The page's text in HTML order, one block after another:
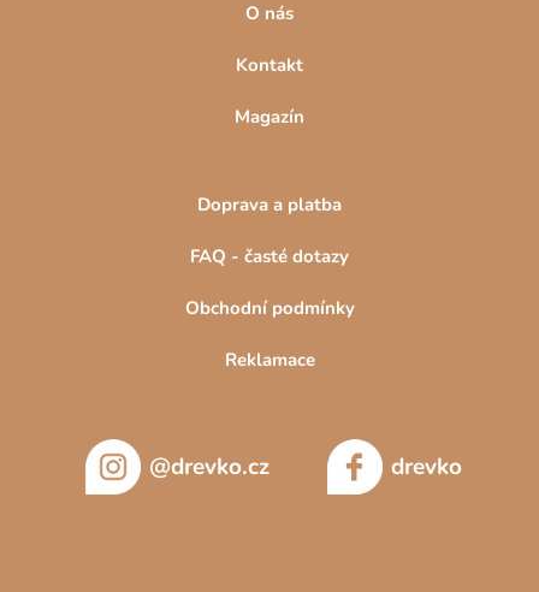
O nás
Kontakt
Magazín
Doprava a platba
FAQ - časté dotazy
Obchodní podmínky
Reklamace
@drevko.cz drevko